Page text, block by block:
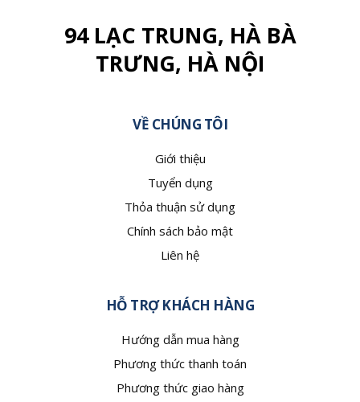
94 LẠC TRUNG, HÀ BÀ
TRƯNG, HÀ NỘI
VỀ CHÚNG TÔI
Giới thiệu
Tuyển dụng
Thỏa thuận sử dụng
Chính sách bảo mật
Liên hệ
HỖ TRỢ KHÁCH HÀNG
Hướng dẫn mua hàng
Phương thức thanh toán
Phương thức giao hàng